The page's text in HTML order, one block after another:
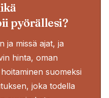
pyörällesi?
ja missä ajat, ja
hinta, oman
suomeksi
joka todella